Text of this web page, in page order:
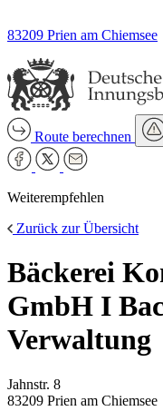
83209 Prien am Chiemsee
Route berechnen
Weiterempfehlen
Zurück zur Übersicht
Bäckerei
GmbH I
Verwaltung
Jahnstr. 8
83209 Prien am Chiemsee